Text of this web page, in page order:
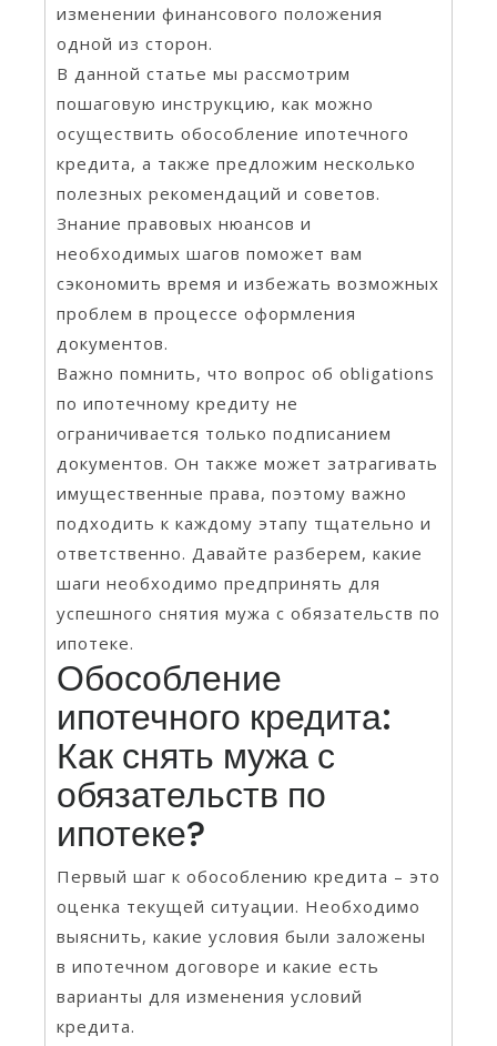
изменении финансового положения
одной из сторон.
В данной статье мы рассмотрим
пошаговую инструкцию, как можно
осуществить обособление ипотечного
кредита, а также предложим несколько
полезных рекомендаций и советов.
Знание правовых нюансов и
необходимых шагов поможет вам
сэкономить время и избежать возможных
проблем в процессе оформления
документов.
Важно помнить, что вопрос об obligations
по ипотечному кредиту не
ограничивается только подписанием
документов. Он также может затрагивать
имущественные права, поэтому важно
подходить к каждому этапу тщательно и
ответственно. Давайте разберем, какие
шаги необходимо предпринять для
успешного снятия мужа с обязательств по
ипотеке.
Обособление
ипотечного кредита:
Как снять мужа с
обязательств по
ипотеке?
Первый шаг к обособлению кредита – это
оценка текущей ситуации. Необходимо
выяснить, какие условия были заложены
в ипотечном договоре и какие есть
варианты для изменения условий
кредита.